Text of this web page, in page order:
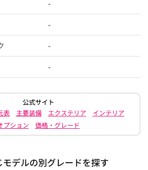
-
-
-
-
公式サイト
表 主要装備 エクステリア
インテリア
プション
価格・グレード
モデルの別グレードを探す